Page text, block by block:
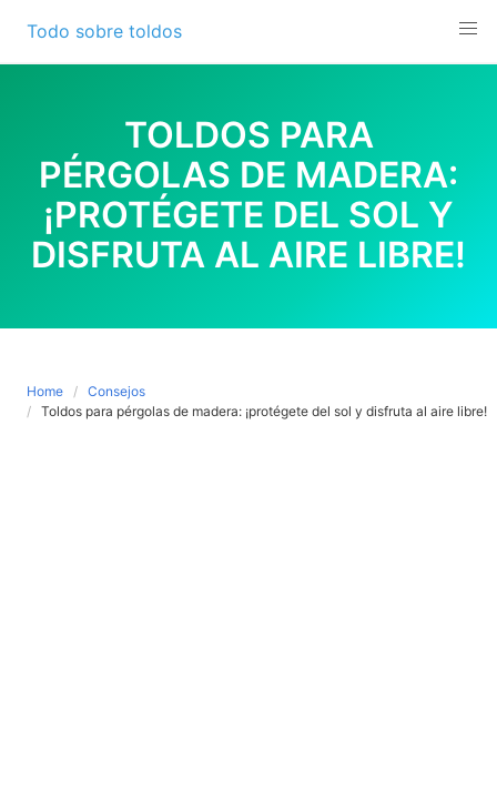
content
Todo sobre toldos
TOLDOS PARA
PÉRGOLAS DE MADERA:
¡PROTÉGETE DEL SOL Y
DISFRUTA AL AIRE LIBRE!
Home
Consejos
Toldos para pérgolas de madera: ¡protégete del sol y disfruta al aire libre!